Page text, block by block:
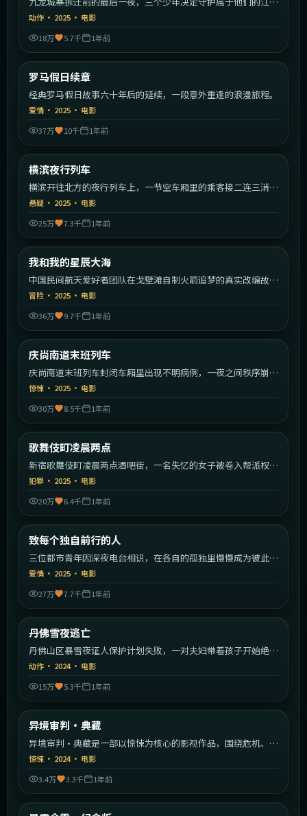
湖。
动作 · 2025 · 电影
18万
5.7千 1年前
最新
罗马假日续章
经典罗马假日故事六十年后的延续，一段意外重逢的浪漫旅程。
爱情 · 2025 · 电影
37万
10千 1年前
最新
横滨夜行列车
横滨开往北方的夜行列车上，一节空车厢里的乘客接二连三消
失。
悬疑 · 2025 · 电影
25万
7.3千 1年前
最新
我和我的星辰大海
中国民间航天爱好者团队在戈壁滩自制火箭追梦的真实改编故
事。
冒险 · 2025 · 电影
36万
9.7千 1年前
最新
庆尚南道末班列车
庆尚南道末班列车封闭车厢里出现不明病例，一夜之间秩序崩
塌。
惊悚 · 2025 · 电影
30万
8.5千 1年前
最新
歌舞伎町凌晨两点
新宿歌舞伎町凌晨两点酒吧街，一名失忆的女子被卷入帮派权力
斗争。
犯罪 · 2025 · 电影
20万
6.4千 1年前
最新
致每个独自前行的人
三位都市青年因深夜电台相识，在各自的孤独里慢慢成为彼此的
灯塔。
爱情 · 2025 · 电影
27万
7.7千 1年前
最新
丹佛雪夜逃亡
丹佛山区暴雪夜证人保护计划失败，一对夫妇带着孩子开始绝命
逃亡。
动作 · 2024· 电影
15万
5.3千 1年前
最新
异境审判·典藏
异境审判·典藏是一部以惊悚为核心的影视作品，围绕危机、反
转与人物成长展开，整体节奏紧凑，值得推荐观看。
惊悚 · 2024· 电影
3.4万
3.3千 1年前